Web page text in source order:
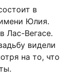
в
Юлия.
Лас-Вегасе.
видели
на то, что